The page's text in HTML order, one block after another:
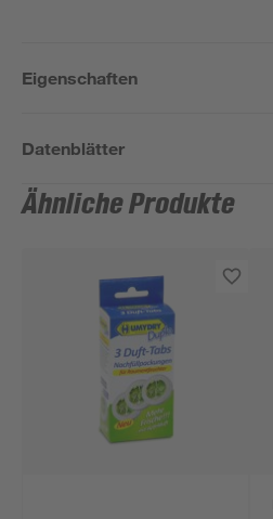
Eigenschaften
Datenblätter
Ähnliche Produkte